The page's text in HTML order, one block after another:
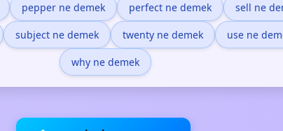
pepper ne demek perfect ne demek sell ne
subject ne demek twenty ne demek use ne
why ne demek